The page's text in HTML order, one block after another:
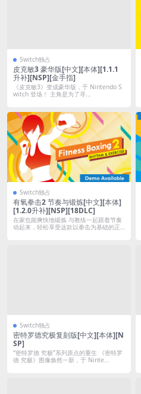
Switch独占
皮克敏3 豪华版[中文][本体][1.1.1
升补][NSP][金手指]
《皮克敏3》变成豪华版，于 Nintendo S
witch 登场！ 主角是为了寻...
Switch独占
有氧拳击2 节奏与锻炼[中文][本体]
[1.2.0升补][NSP][18DLC]
在家也能爽快地锻炼 与教练一起跟着节奏
动起来，轻松享受这款以拳击为基础的正
Switch独占
密特罗德究极复刻版[中文][本体][N
SP]
“密特罗德 究极”系列原点的重生 《密特罗
德 究极》图像焕然一新，于 Ninte...